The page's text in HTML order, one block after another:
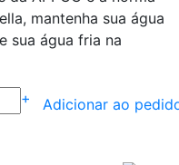
mantenha sua água
sua água fria na
+ Adicionar ao